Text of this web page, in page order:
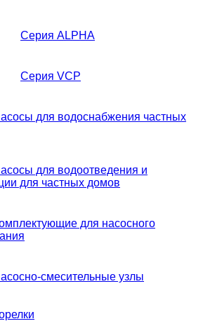
Серия ALPHA
Серия VCP
для водоснабжения частных
для водоотведения и
для частных домов
для насосного
смесительные узлы